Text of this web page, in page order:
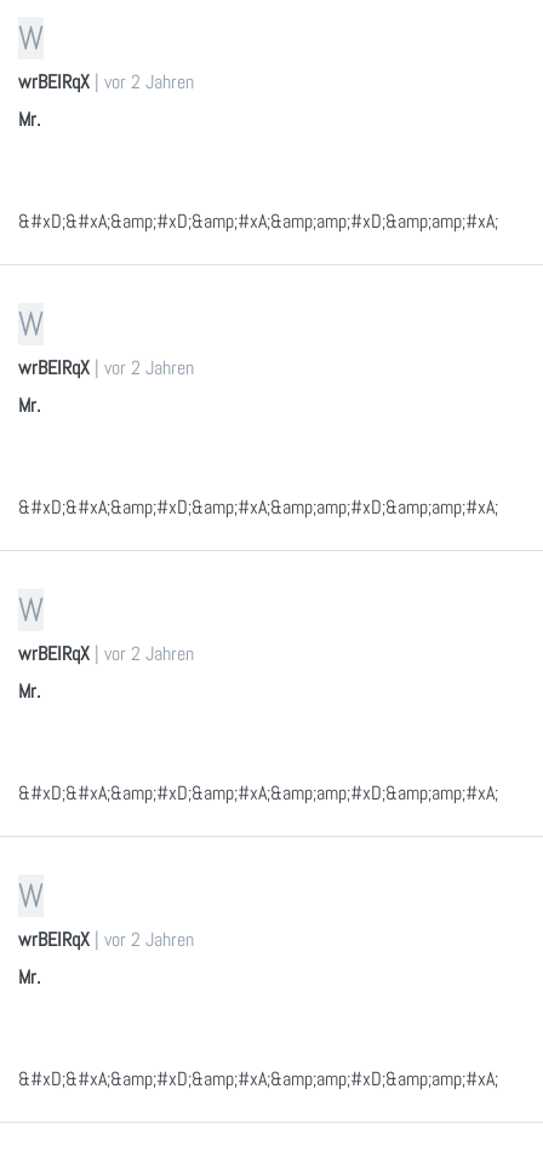
W
wrBEIRqX | vor 2 Jahren
Mr.
&#xD;&#xA;&amp;#xD;&amp;#xA;&amp;amp;#xD;&amp;amp;#xA;
W
wrBEIRqX | vor 2 Jahren
Mr.
&#xD;&#xA;&amp;#xD;&amp;#xA;&amp;amp;#xD;&amp;amp;#xA;
W
wrBEIRqX | vor 2 Jahren
Mr.
&#xD;&#xA;&amp;#xD;&amp;#xA;&amp;amp;#xD;&amp;amp;#xA;
W
wrBEIRqX | vor 2 Jahren
Mr.
&#xD;&#xA;&amp;#xD;&amp;#xA;&amp;amp;#xD;&amp;amp;#xA;